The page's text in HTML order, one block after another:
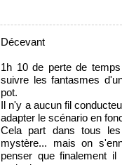
Décevant
1h 10 de perte de
suivre les fantasmes
pot.
Il n'y a aucun fil
adapter le scénario en
Cela part dans tous
mystère... mais on
penser que finalement